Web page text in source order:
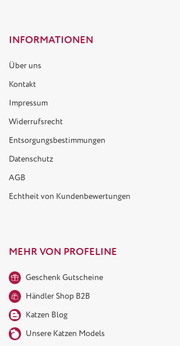
INFORMATIONEN
Über uns
Kontakt
Impressum
Widerrufsrecht
Entsorgungsbestimmungen
Datenschutz
AGB
Echtheit von Kundenbewertungen
MEHR VON PROFELINE
Geschenk Gutscheine
Händler Shop B2B
Katzen Blog
Unsere Katzen Models